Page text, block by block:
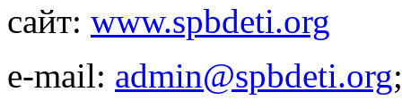
сайт: www.spbdeti.org
e-mail: admin@spbdeti.org